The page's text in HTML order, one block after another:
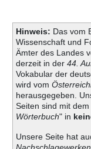
Hinweis: Das vom
Wissenschaft und
Ämter des Landes
derzeit in der 44.
Vokabular der
wird vom
herausgegeben.
Seiten sind mit
Wörterbuch" in
Unsere Seite hat
Nachschlagewerken